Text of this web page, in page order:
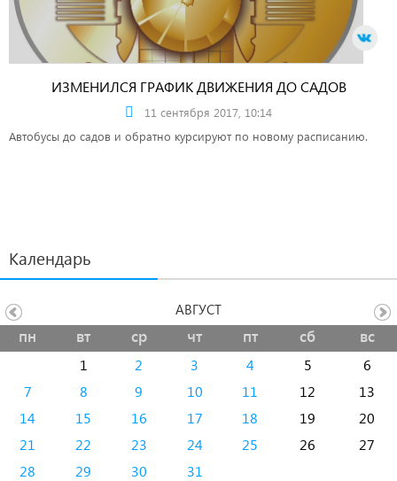
ИЗМЕНИЛСЯ ГРАФИК ДВИЖЕНИЯ ДО САДОВ
11 сентября 2017, 10:14
Автобусы до садов и обратно курсируют по новому расписанию.
Календарь
пн вт ср чт пт сб вс
1 2 3 4 5
6
7
8 9 10 11 12
13
14
15 16 17 18 19
20
21
22 23 24 25 26
27
28
29 30 31
АВГУСТ